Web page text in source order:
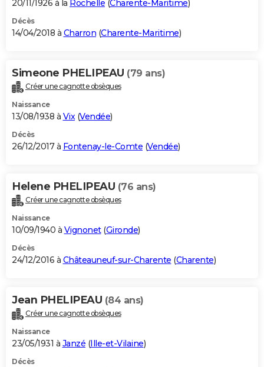
20/11/1926 à la Rochelle (Charente-Maritime)
Décès
14/04/2018 à Charron (Charente-Maritime)
Simeone PHELIPEAU (79 ans)
Créer une cagnotte obsèques
Naissance
13/08/1938 à Vix(Vendée)
Décès
26/12/2017 à Fontenay-le-Comte (Vendée)
Helene PHELIPEAU (76 ans)
Créer une cagnotte obsèques
Naissance
10/09/1940 à Vignonet(Gironde)
Décès
24/12/2016 à Châteauneuf-sur-Charente (Charente)
Jean PHELIPEAU (84 ans)
Créer une cagnotte obsèques
Naissance
23/05/1931 à Janzé (Ille-et-Vilaine)
Décès